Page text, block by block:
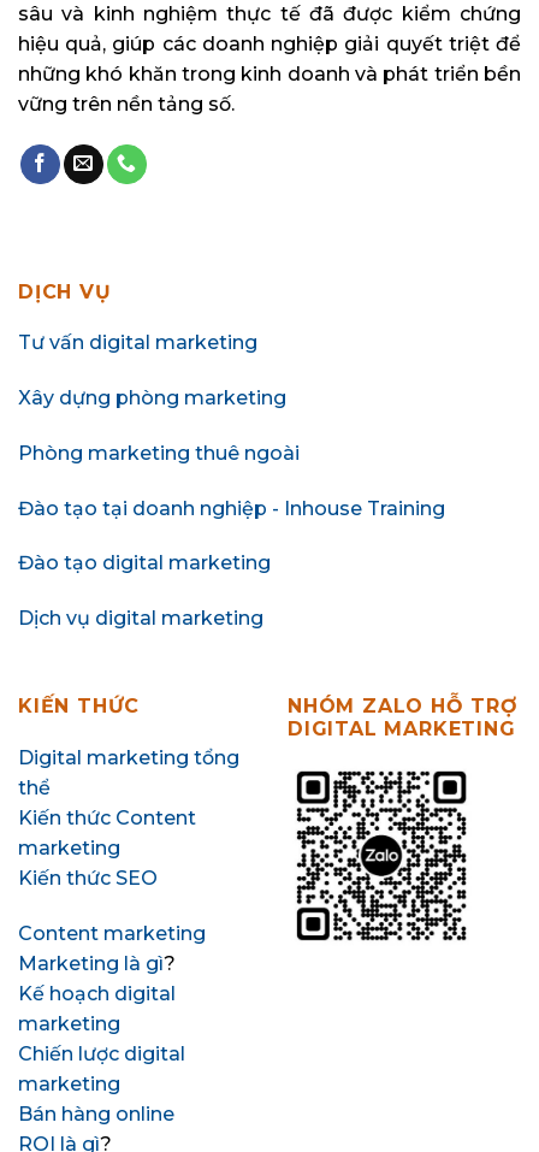
sâu và kinh nghiệm thực tế đã được kiểm chứng
hiệu quả, giúp các doanh nghiệp giải quyết triệt để
những khó khăn trong kinh doanh và phát triển bền
vững trên nền tảng số.
DỊCH VỤ
Tư vấn digital marketing
Xây dựng phòng marketing
Phòng marketing thuê ngoài
Đào tạo tại doanh nghiệp - Inhouse Training
Đào tạo digital marketing
Dịch vụ digital marketing
KIẾN THỨC
Digital marketing tổng
thể
Kiến thức Content
marketing
Kiến thức SEO
Content marketing
Marketing là gì?
Kế hoạch digital
marketing
Chiến lược digital
marketing
Bán hàng online
ROI là gì?
NHÓM ZALO HỖ TRỢ
DIGITAL MARKETING